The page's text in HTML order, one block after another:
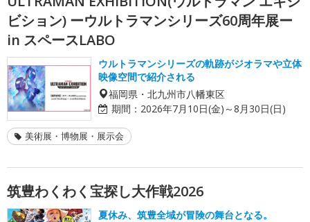
ビション) ーウルトラマンシリーズ60周年展ー
in スペースLABO
ウルトラマンシリーズの軌跡がジオラマや立体
映像空間で紹介される
福岡県・北九州市八幡東区
期間： 2026年7月10日(金)～8月30日(日)
美術展・博物展・展示会
筑豊わくわく宝探し大作戦2026
夏休み、筑豊全域が冒険の舞台となる。